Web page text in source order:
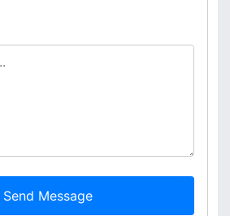
Send Message